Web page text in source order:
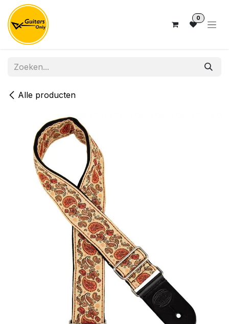
Overslaan naar inhoud
0
Alle producten